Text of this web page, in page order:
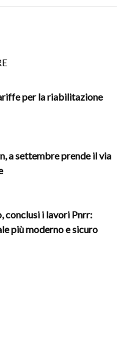
per la riabilitazione
a settembre prende il via
conclusi i lavori Pnrr:
più moderno e sicuro